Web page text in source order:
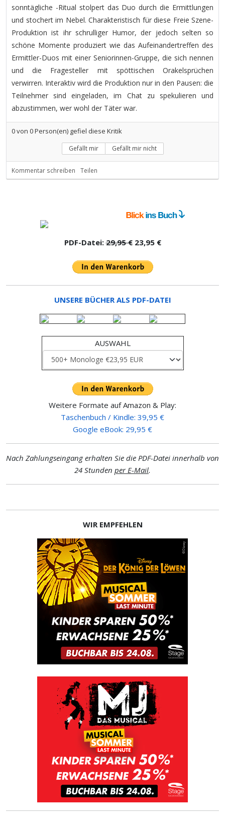
sonntägliche -Ritual stolpert das Duo durch die Ermittlungen
und stochert im Nebel. Charakteristisch für diese Freie Szene-
Produktion ist ihr schrulliger Humor, der jedoch selten so
schöne Momente produziert wie das Aufeinandertreffen des
Ermittler-Duos mit einer Seniorinnen-Gruppe, die sich nennen
und die Fragesteller mit spöttischen Orakelsprüchen
verwirren. Interaktiv wird die Produktion nur in den Pausen: die
Teilnehmer sind eingeladen, im Chat zu spekulieren und
abzustimmen, wer wohl der Täter war.
0von 0Person(en) gefiel diese Kritik
Gefällt mir Gefällt mir nicht
Kommentar schreiben Teilen
PDF-Datei:29,95 €23,95 €
UNSERE BÜCHER ALS PDF-DATEI
AUSWAHL
Weitere Formate auf Amazon & Play:
Taschenbuch / Kindle: 39,95 €
Google eBook: 29,95 €
Nach Zahlungseingang erhalten Sie die PDF-Datei innerhalb von
24 Stunden per E-Mail.
WIR EMPFEHLEN